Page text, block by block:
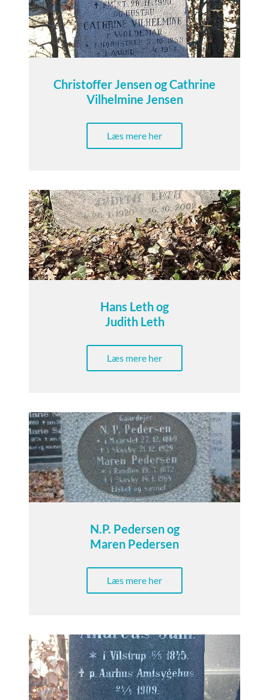
Christoffer Jensen og Cathrine
Vilhelmine Jensen
Læs mere her
Hans Leth og
Judith Leth
Læs mere her
N.P. Pedersen og
Maren Pedersen
Læs mere her